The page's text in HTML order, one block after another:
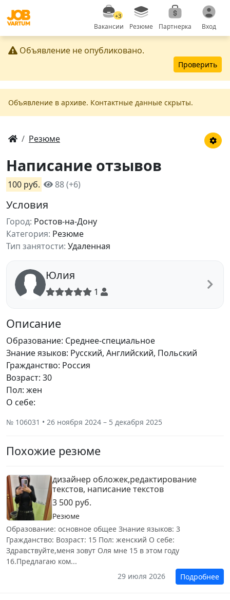
+3
Вакансии Резюме Партнерка Вход
Объявление не опубликовано.
Проверить
Объявление в apxивe. Контактные данные скрыты.
Резюме
Написание отзывов
100 руб. 88 (+6)
Условия
Город: Ростов-на-Дону
Категория: Резюме
Тип занятости: Удаленная
Юлия
1
Описание
Образование: Среднее-специальное
Знание языков: Русский, Английский, Польский
Гражданство: Россия
Возраст: 30
Пол: жен
О себе:
№ 106031 • 26 ноября 2024 – 5 декабря 2025
Похожие резюме
дизайнер обложек,редактирование
текстов, написание текстов
3 500 руб.
Резюме
Образование: основное общее Знание языков: 3
Гражданство: Возраст: 15 Пол: женский О себе:
Здравствуйте,меня зовут Оля мне 15 в этом году
16.Предлагаю ком...
29 июля 2026
Подробнее